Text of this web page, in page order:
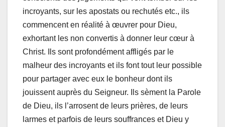
incroyants, sur les apostats ou rechutés etc., ils
commencent en réalité à œuvrer pour Dieu,
exhortant les non convertis à donner leur cœur à
Christ. Ils sont profondément affligés par le
malheur des incroyants et ils font tout leur possible
pour partager avec eux le bonheur dont ils
jouissent auprès du Seigneur. Ils sèment la Parole
de Dieu, ils l’arrosent de leurs prières, de leurs
larmes et parfois de leurs souffrances et Dieu y